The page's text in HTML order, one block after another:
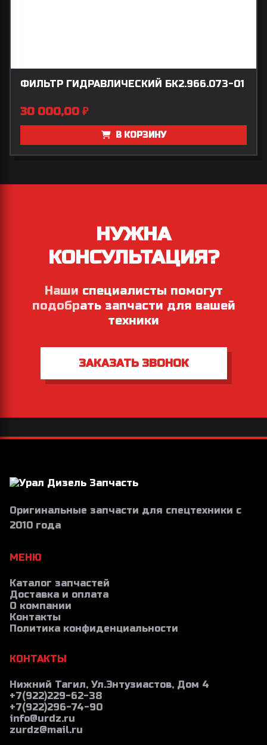
ФИЛЬТР ГИДРАВЛИЧЕСКИЙ БК2.966.073-01
30 000,00 ₽
В КОРЗИНУ
НУЖНА
КОНСУЛЬТАЦИЯ?
Наши специалисты помогут
подобрать запчасти для вашей
техники
ЗАКАЗАТЬ ЗВОНОК
Оригинальные запчасти для спецтехники с
2010 года
МЕНЮ
Каталог запчастей
Доставка и оплата
О компании
Контакты
Политика конфиденциальности
КОНТАКТЫ
Нижний Тагил, Ул.Энтузиастов, Дом 4
+7(922)229-62-38
+7(922)296-74-90
info@urdz.ru
zurdz@mail.ru